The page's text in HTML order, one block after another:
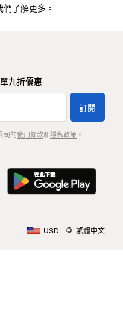
們了解更多。
九折優惠
訂閱
司的使用條款和隱私政策。
USD 繁體中文